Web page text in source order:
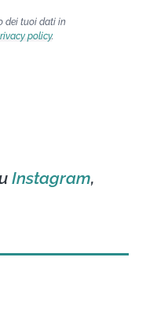
dei tuoi dati in
policy.
Instagram,